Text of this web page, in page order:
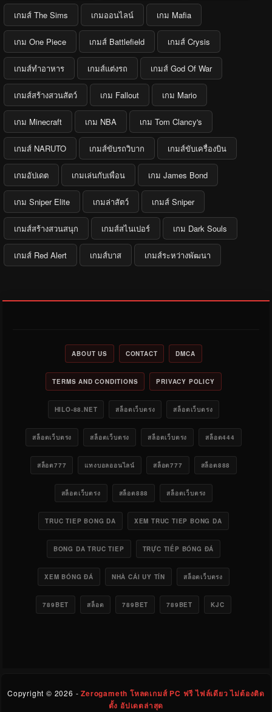
เกมส์ The Sims เกมออนไลน์ เกม Mafia
เกม One Piece เกมส์ Battlefield เกมส์ Crysis
เกมส์ทำอาหาร เกมส์แต่งรถ เกมส์ God Of War
เกมส์สร้างสวนสัตว์ เกม Fallout เกม Mario
เกม Minecraft เกม NBA เกม Tom Clancy's
เกมส์ NARUTO เกมส์ขับรถวิบาก เกมส์ขับเครื่องบิน
เกมอัปเดต เกมเล่นกับเพื่อน เกม James Bond
เกม Sniper Elite เกมล่าสัตว์ เกมส์ Sniper
เกมส์สร้างสวนสนุก เกมส์สไนเปอร์ เกม Dark Souls
เกมส์ Red Alert เกมส์บาส เกมส์ระหว่างพัฒนา
ABOUT US CONTACT DMCA
TERMS AND CONDITIONS PRIVACY POLICY
HILO-88.NET สล็อตเว็บตรง สล็อตเว็บตรง
สล็อตเว็บตรง สล็อตเว็บตรง สล็อตเว็บตรง สล็อต444
สล็อต777 แทงบอลออนไลน์ สล็อต777 สล็อต888
สล็อตเว็บตรง สล็อต888 สล็อตเว็บตรง
TRUC TIEP BONG DA XEM TRUC TIEP BONG DA
BONG DA TRUC TIEP TRỰC TIẾP BÓNG ĐÁ
XEM BÓNG ĐÁ NHÀ CÁI UY TÍN สล็อตเว็บตรง
789BET สล็อต 789BET 789BET KJC
Copyright © 2026 -Zerogameth โหลดเกมส์ PC ฟรี ไฟล์เดียว ไม่ต้องติด
ตั้ง อัปเดตล่าสุด